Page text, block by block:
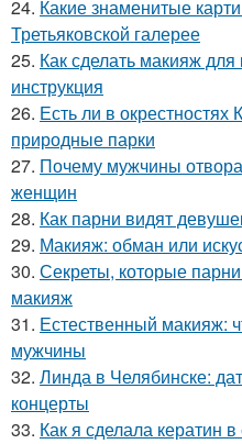
24. Какие знаменитые
Третьяковской галерее
25. Как сделать макияж
инструкция
26. Есть ли в
природные парки
27. Почему мужчины
женщин
28. Как парни видят
29. Макияж: обман или
30. Секреты, которые
макияж
31. Естественный макияж:
мужчины
32. Линда в Челябинске:
концерты
33. Как я сделала кератин